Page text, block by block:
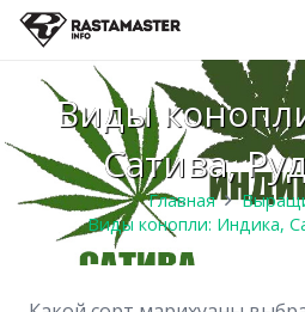
Виды
Сатива,
Главная
Виды конопли: Индика,